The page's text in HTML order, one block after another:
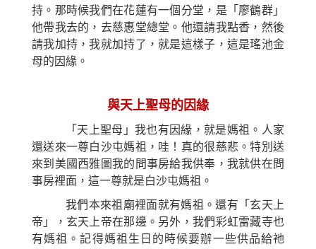
持。那時候我們在花蓮有一個分堂，是「廖鶴群」
他帶我去的，去慈惠堂總堂。他還請我點香，然後
請我加持，我就加持了，就是這樣子，這是瑤池金
母的因緣。
與天上聖母的因緣
「天上聖母」我也有因緣，就是媽祖。人家
還送來一尊白沙屯媽祖，哇！真的很慈悲。特別送
來到美國西雅圖我的問事房給我供奉，我就供在問
事房裡面，這一尊就是白沙屯媽祖。
我們本來祖廟裡面就有媽祖。還有「玄天上
帝」，玄天上帝在那邊。另外，我們彩虹雷藏寺也
有媽祖。記得媽祖生日的時候要辦一些供品給祂